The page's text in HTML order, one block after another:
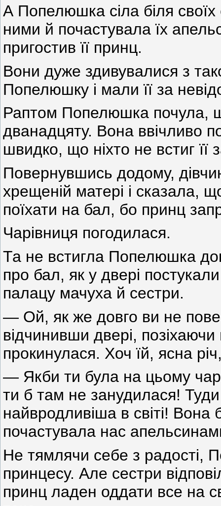
А Попелюшка сіла біля
ними й почастувала їх
пригостив її принц.
Вони дуже здивувалися з
Попелюшку і мали її за
Раптом Попелюшка почула,
дванадцяту. Вона ввічливо
швидко, що ніхто не встиг її
Повернувшись додому,
хрещеній матері і сказала,
поїхати на бал, бо принц
Чарівниця погодилася.
Та не встигла Попелюшка
про бал, як у двері
палацу мачуха й сестри.
— Ой, як же довго ви не
відчинивши двері,
прокинулася. Хоч їй, ясна
— Якби ти була на цьому
ти б там не занудилася!
найвродливіша в світі! Вона
почастувала нас
Не тямлячи себе з радості,
принцесу. Але сестри
принц ладен оддати все на